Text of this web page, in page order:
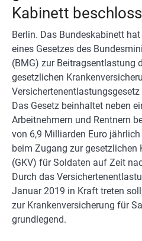
Kabinett
Berlin. Das Bundeskabinett
eines Gesetzes des
(BMG) zur Beitragsentlastung
gesetzlichen
Das Gesetz beinhaltet neben
Arbeitnehmern und Rentnern
von 6,9 Milliarden Euro
beim Zugang zur gesetzlichen
(GKV) für Soldaten auf Zeit
Durch das
Januar 2019 in Kraft treten
zur Krankenversicherung für
grundlegend.